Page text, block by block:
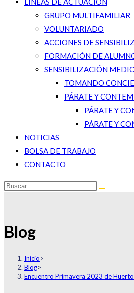
GRUPO MULTIFAMILIAR
VOLUNTARIADO
ACCIONES DE
FORMACIÓN DE
SENSIBILIZACIÓN
TOMANDO
PÁRATE Y
PÁRATE Y
PÁRATE Y
NOTICIAS
BOLSA DE TRABAJO
CONTACTO
Blog
Inicio>
Blog>
Encuentro Primavera 2023 de